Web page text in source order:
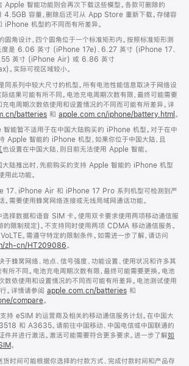
Apple 智能功能则会再次下载这些模型。各款可删除的
容量，删除后还可从 App Store 重新下载。存储容
iPhone 机型的不同而有所差异。
圆角设计，四个圆角位于一个标准矩形内。按照标准矩形测
度是 6.06 英寸 (iPhone 17e)、6.27 英寸 (iPhone 17、
英寸 (iPhone Air) 或 6.86 英寸
实际可视区域较小。
同系列中较大尺寸的机型。所有电池性能信息取决于网络设
际结果可能有所不同。电池充电周期次数有限，最终可能需要
充电周期次数依使用和设置情况的不同而可能有所差异。详
batteries 和 apple.com.cn/iphone/battery.html 。
能暂不适用于在中国大陆购买的 iPhone 机型。对于在中
Apple 智能的 iPhone 机型，如果你位于中国大陆，且
也设置在中国大陆，则目前无法使用 Apple 智能。
陆推出时，先前购买的支持 Apple 智能的 iPhone 机型
用此功能。
17、iPhone Air 和 iPhone 17 Pro 系列机型可检测到严
。需要使用蜂窝网络连接或无线局域网通话功能。
选择数据和语音 SIM 卡。使用双卡要求使用两项移动通信服
限制规定)。不支持同时使用两项 CDMA 移动通信服务。
。需遵守特定的限制条件。如需进一步了解，请访问
zh-cn/HT209086。
于蜂窝网络、地点、信号强度、功能设置、使用状况和许多其
所不同。电池充电周期次数有限，最终可能需要更换。电池
数依使用和设置情况的不同而可能有所差异。电池测试使用
。详情请参阅 apple.com.cn/batteries 和
compare。
持 eSIM 的运营商及相关的移动通信服务计划。在中国大
和 A3635。请前往中国移动、中国电信或中国联通的
件并进行激活。激活可能需要符合更多要求。进一步了解如
。
货时间可能根据你选择的付款方式、完成付款时间和产品存